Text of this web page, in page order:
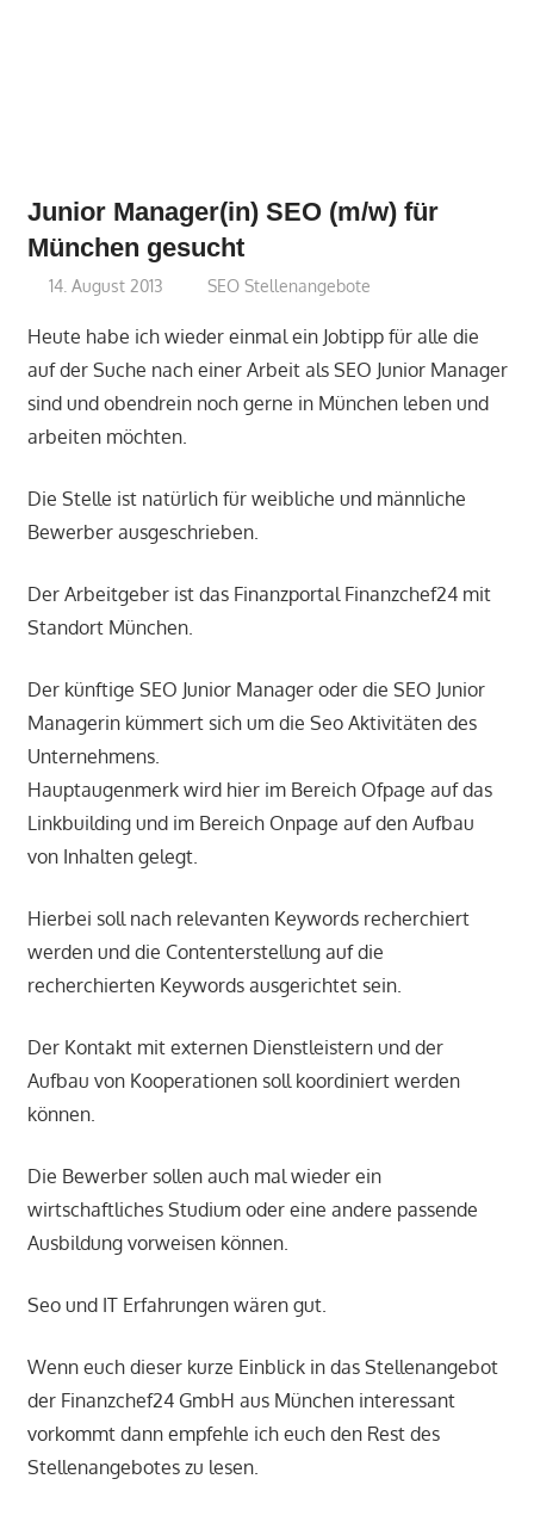
Junior Manager(in) SEO (m/w) für
München gesucht
14. August 2013 perfect-seo
SEO Stellenangebote
Heute habe ich wieder einmal ein Jobtipp für alle die
auf der Suche nach einer Arbeit als SEO Junior Manager
sind und obendrein noch gerne in München leben und
arbeiten möchten.
Die Stelle ist natürlich für weibliche und männliche
Bewerber ausgeschrieben.
Der Arbeitgeber ist das Finanzportal Finanzchef24 mit
Standort München.
Der künftige SEO Junior Manager oder die SEO Junior
Managerin kümmert sich um die Seo Aktivitäten des
Unternehmens.
Hauptaugenmerk wird hier im Bereich Ofpage auf das
Linkbuilding und im Bereich Onpage auf den Aufbau
von Inhalten gelegt.
Hierbei soll nach relevanten Keywords recherchiert
werden und die Contenterstellung auf die
recherchierten Keywords ausgerichtet sein.
Der Kontakt mit externen Dienstleistern und der
Aufbau von Kooperationen soll koordiniert werden
können.
Die Bewerber sollen auch mal wieder ein
wirtschaftliches Studium oder eine andere passende
Ausbildung vorweisen können.
Seo und IT Erfahrungen wären gut.
Wenn euch dieser kurze Einblick in das Stellenangebot
der Finanzchef24 GmbH aus München interessant
vorkommt dann empfehle ich euch den Rest des
Stellenangebotes zu lesen.